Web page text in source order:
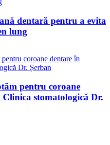
dentară pentru a evita
lung
pentru coroane
stomatologică Dr.